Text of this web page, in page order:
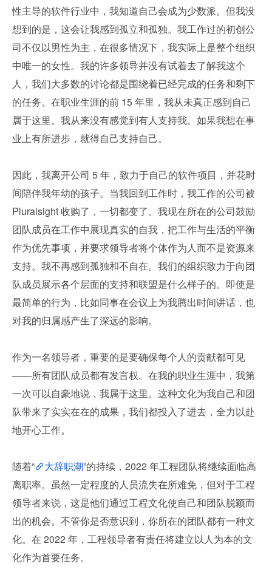
性主导的软件行业中，我知道自己会成为少数派。但我没
想到的是，这会让我感到孤立和孤独。我工作过的初创公
司不仅以男性为主，在很多情况下，我实际上是整个组织
中唯一的女性。我的许多领导并没有试着去了解我这个
人，我们大多数的讨论都是围绕着已经完成的任务和剩下
的任务。在职业生涯的前 15 年里，我从未真正感到自己
属于这里。我从来没有感觉到有人支持我。如果我想在事
业上有所进步，就得自己支持自己。
因此，我离开公司 5 年，致力于自己的软件项目，并花时
间陪伴我年幼的孩子。当我回到工作时，我工作的公司被
Pluralsight 收购了，一切都变了。我现在所在的公司鼓励
团队成员在工作中展现真实的自我，把工作与生活的平衡
作为优先事项，并要求领导者将个体作为人而不是资源来
支持。我不再感到孤独和不自在。我们的组织致力于向团
队成员展示各个层面的支持和联盟是什么样子的。即使是
最简单的行为，比如同事在会议上为我腾出时间讲话，也
对我的归属感产生了深远的影响。
作为一名领导者，重要的是要确保每个人的贡献都可见
——所有团队成员都有发言权。在我的职业生涯中，我第
一次可以自豪地说，我属于这里。这种文化为我自己和团
队带来了实实在在的成果，我们都投入了进去，全力以赴
地开心工作。
随着“ 大辞职潮”的持续，2022 年工程团队将继续面临高
离职率。虽然一定程度的人员流失在所难免，但对于工程
领导者来说，这是他们通过工程文化使自己和团队脱颖而
出的机会。不管你是否意识到，你所在的团队都有一种文
化。在 2022 年，工程领导者有责任将建立以人为本的文
化作为首要任务。